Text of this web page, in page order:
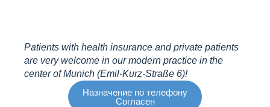
Patients with health insurance and private patients
are very welcome in our modern practice in the
center of Munich (Emil-Kurz-Straße 6)!
Назначение по телефону
Согласен